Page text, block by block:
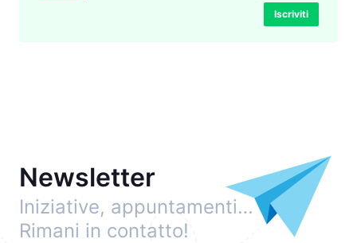
Iscriviti
Newsletter
Iniziative, appuntamenti…
Rimani in contatto!